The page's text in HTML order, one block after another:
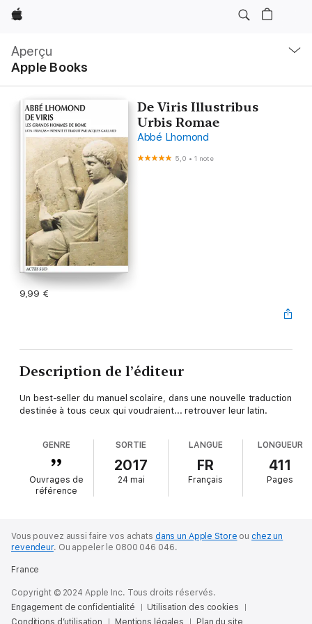
Apple
Aperçu
Apple Books
locale
Ouvrir
menu
De Viris Illustribus
Urbis Romae
Abbé Lhomond
5,0 •1 note
9,99 €
Description de l’éditeur
Un best-seller du manuel scolaire, dans une nouvelle traduction
destinée à tous ceux qui voudraient... retrouver leur latin.
GENRE
Ouvrages de
référence
SORTIE
2017
24 mai
LANGUE
FR
Français
LONGUEUR
411
Pages
Vous pouvez aussi faire vos achats dans un Apple Store ou chez un
revendeur. Ou appeler le 0800 046 046.
France
Copyright © 2024 Apple Inc. Tous droits réservés.
Engagement de confidentialité
Utilisation des cookies
Conditions d’utilisation
Mentions légales Plan du site